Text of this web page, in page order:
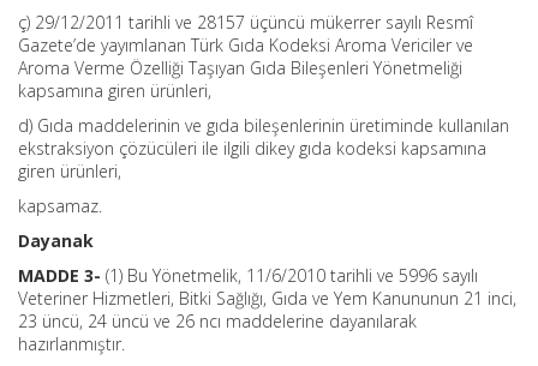
ç) 29/12/2011 tarihli ve 28157 üçüncü mükerrer sayılı Resmî
Gazete’de yayımlanan Türk Gıda Kodeksi Aroma Vericiler ve
Aroma Verme Özelliği Taşıyan Gıda Bileşenleri Yönetmeliği
kapsamına giren ürünleri,
d) Gıda maddelerinin ve gıda bileşenlerinin üretiminde kullanılan
ekstraksiyon çözücüleri ile ilgili dikey gıda kodeksi kapsamına
giren ürünleri,
kapsamaz.
Dayanak
MADDE 3- (1) Bu Yönetmelik, 11/6/2010 tarihli ve 5996 sayılı
Veteriner Hizmetleri, Bitki Sağlığı, Gıda ve Yem Kanununun 21 inci,
23 üncü, 24 üncü ve 26 ncı maddelerine dayanılarak
hazırlanmıştır.